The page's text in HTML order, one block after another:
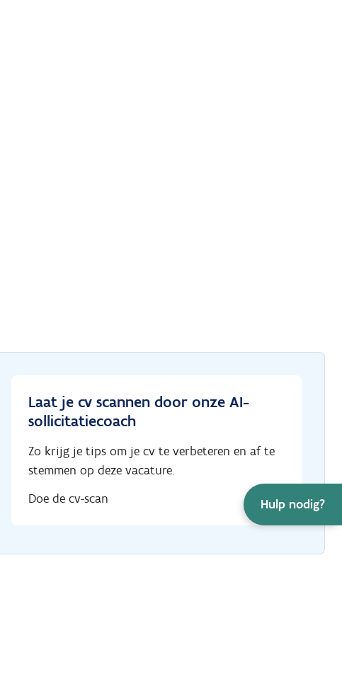
Hulp nodig?
Laat je cv scannen door onze AI-
sollicitatiecoach
Zo krijg je tips om je cv te verbeteren en af te
stemmen op deze vacature.
Doe de cv-scan